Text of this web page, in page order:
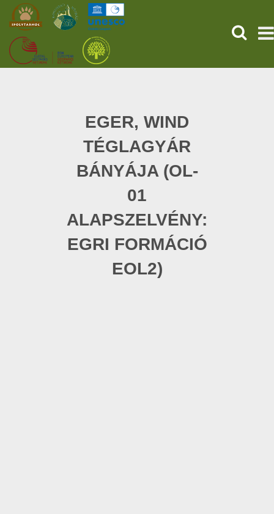
SZOLGÁLTATÁSOK
PROGRAMOK
ONLINE JEGYVÁSÁRLÁS
EGER, WIND
TÉGLAGYÁR
BÁNYÁJA (OL-
01
ALAPSZELVÉNY:
EGRI FORMÁCIÓ
EOL2)